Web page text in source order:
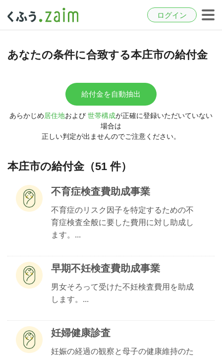
ログイン
あなたの条件に合致する本庄市の給付金
給付金を自動抽出
あらかじめ居住地および 世帯構成が正確に登録いただいていない
場合は
正しい判定が出ませんのでご注意ください。
本庄市の給付金（51 件）
不育症検査費助成事業
不育症のリスク因子を特定するための不
育症検査全般に要した費用に対し助成し
ます。...
早期不妊検査費助成事業
男女そろって受けた不妊検査費用を助成
します。...
妊婦健康診査
妊娠の経過の観察と母子の健康維持のた